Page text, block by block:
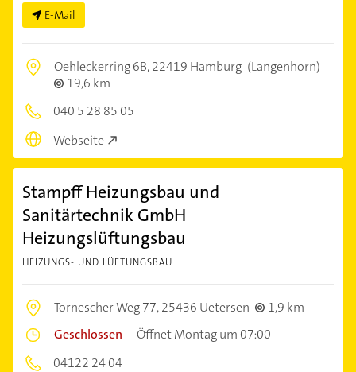
E-Mail
Oehleckerring 6B,22419 Hamburg (Langenhorn)
19,6 km
040 5 28 85 05
Webseite
Stampff Heizungsbau und
Sanitärtechnik GmbH
Heizungslüftungsbau
HEIZUNGS- UND LÜFTUNGSBAU
Tornescher Weg 77,25436 Uetersen
1,9 km
Geschlossen –Öffnet Montag um 07:00
04122 24 04